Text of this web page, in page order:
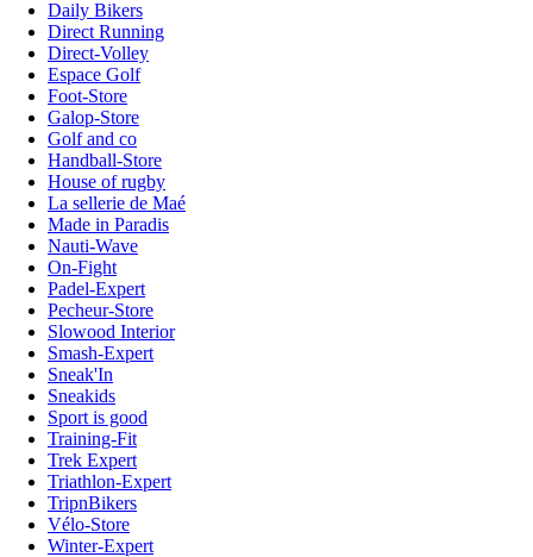
Daily Bikers
Direct Running
Direct-Volley
Espace Golf
Foot-Store
Galop-Store
Golf and co
Handball-Store
House of rugby
La sellerie de Maé
Made in Paradis
Nauti-Wave
On-Fight
Padel-Expert
Pecheur-Store
Slowood Interior
Smash-Expert
Sneak'In
Sneakids
Sport is good
Training-Fit
Trek Expert
Triathlon-Expert
TripnBikers
Vélo-Store
Winter-Expert